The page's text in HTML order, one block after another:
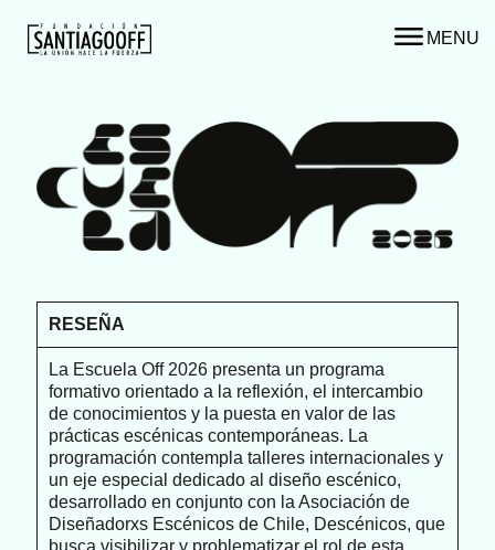
MENU
RESEÑA
La Escuela Off 2026 presenta un programa
formativo orientado a la reflexión, el intercambio
de conocimientos y la puesta en valor de las
prácticas escénicas contemporáneas. La
programación contempla talleres internacionales y
un eje especial dedicado al diseño escénico,
desarrollado en conjunto con la Asociación de
Diseñadorxs Escénicos de Chile, Descénicos, que
busca visibilizar y problematizar el rol de esta